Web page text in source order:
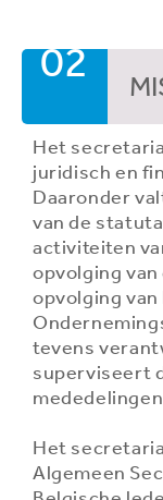
02
Het
juridisch en
Daaronder
van de
activiteiten
opvolging
opvolging
tevens
superviseert
Het
Algemeen